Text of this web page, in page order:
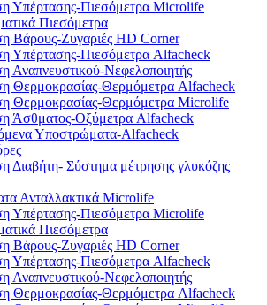
Υπέρτασης-Πιεσόμετρα Microlife
Πιεσόμετρα
Βάρους-Ζυγαριές HD Corner
Υπέρτασης-Πιεσόμετρα Alfacheck
Αναπνευστικού-Νεφελοποιητής
Θερμοκρασίας-Θερμόμετρα Alfacheck
Θερμοκρασίας-Θερμόμετρα Microlife
Άσθματος-Οξύμετρα Alfacheck
Υποστρώματα-Alfacheck
Διαβήτη- Σύστημα μέτρησης γλυκόζης
Ανταλλακτικά Microlife
Υπέρτασης-Πιεσόμετρα Microlife
Πιεσόμετρα
Βάρους-Ζυγαριές HD Corner
Υπέρτασης-Πιεσόμετρα Alfacheck
Αναπνευστικού-Νεφελοποιητής
Θερμοκρασίας-Θερμόμετρα Alfacheck